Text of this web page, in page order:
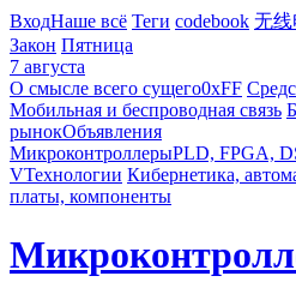
ВходНаше всё Теги codebook 无
Закон Пятница
7 августа
О смысле всего сущего0xFF
Мобильная и беспроводная связь
рынокОбъявления
МикроконтроллерыPLD, FPGA,
VТехнологии Кибернетика,
платы, компоненты